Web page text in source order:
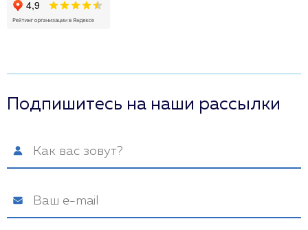
Подпишитесь на наши рассылки